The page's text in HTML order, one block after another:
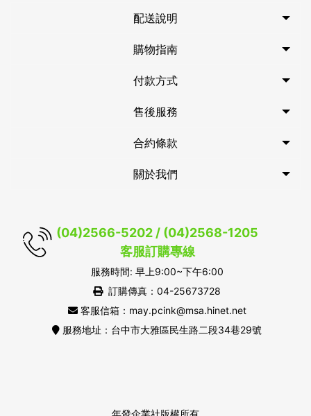
配送說明
購物指南
付款方式
售後服務
合約條款
關於我們
(04)2566-5202 / (04)2568-1205
客服訂購專線
服務時間: 早上9:00~下午6:00
訂購傳真：04-25673728
客服信箱：may.pcink@msa.hinet.net
服務地址：台中市大雅區民生路二段34巷29號